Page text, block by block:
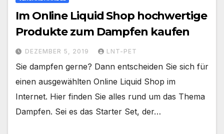
Im Online Liquid Shop hochwertige
Produkte zum Dampfen kaufen
DEZEMBER 5, 2019 LNT-PET
Sie dampfen gerne? Dann entscheiden Sie sich für
einen ausgewählten Online Liquid Shop im
Internet. Hier finden Sie alles rund um das Thema
Dampfen. Sei es das Starter Set, der…